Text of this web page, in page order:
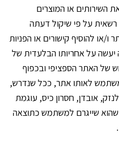
השירותים או המוצרים
על פי שיקול דעתה
ו/או להוסיף קישורים או הפניות
על אחריותו הבלעדית של
של האתר הספציפי ובכפוף
לאותו אתר, ככל שנדרש,
אובדן, חסרון כיס, עוגמת
שהוא שייגרם למשתמש כתוצאה